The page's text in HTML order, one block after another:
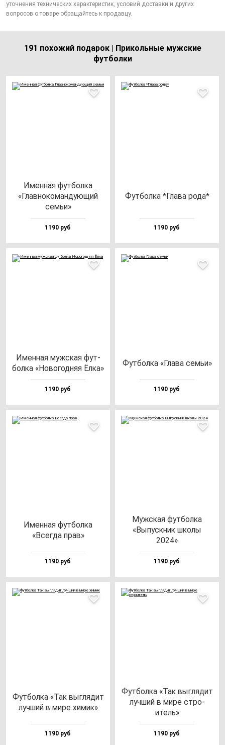
уточнения технических характеристик, условий доставки и других
вопросов о товаре обращайтесь к продавцу.
191 похожий подарок | Прикольные мужские
футболки
Имен­ная фут­бол­ка
«Глав­но­ко­ман­ду­ющий
семьи»
1190 руб
Фут­бол­ка *Гла­ва ро­да*
1190 руб
Имен­ная муж­ская фут­
бол­ка «Ново­год­няя Ёлка»
1190 руб
Фут­бол­ка «Гла­ва семьи»
1190 руб
Имен­ная фут­бол­ка
«Всег­да прав»
1190 руб
Муж­ская фут­бол­ка
«Выпус­кник шко­лы
2024»
1190 руб
Фут­бол­ка «Так выг­ля­дит
луч­ший в ми­ре хи­мик»
1190 руб
Фут­бол­ка «Так выг­ля­дит
луч­ший в ми­ре стро­
итель»
1190 руб